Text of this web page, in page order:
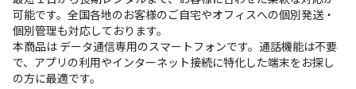
050-3135-2199
受付時間 9：00〜17：30（土日祝休）
可能です。全国各地のお客様のご自宅やオフィスへの個別発送・
個別管理も対応しております。
本商品は データ通信専用のスマートフォンです。通話機能は不要
で、アプリの利用やインターネット接続に特化した端末をお探し
の方に最適です。